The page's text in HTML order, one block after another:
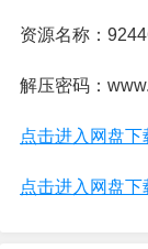
资源名称：
解压密码：
点击进入网盘下
点击进入网盘下